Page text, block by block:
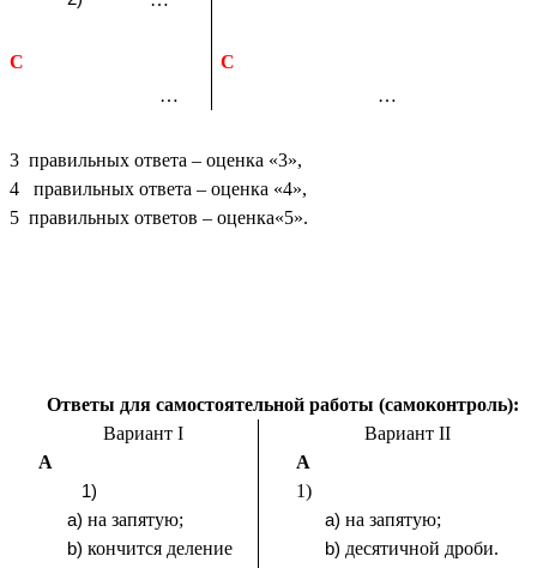
C
…
C
…
3 правильных ответа – оценка «3»,
4 правильных ответа – оценка «4»,
5 правильных ответов – оценка«5».
Ответы для самостоятельной работы (самоконтроль):
Вариант I
A
на запятую;
кончится деление
Вариант II
A
1)
на запятую;
десятичной дроби.